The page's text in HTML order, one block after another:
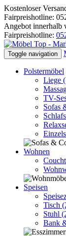
Kostenloser
Fairpreishotline:
Angebot innerhalb
Fairpreishotline:
Toggle navigation
Polstermöbel
Liege
TV-
Sofas
Wohnen
Speisen
Tisch
Stuhl
Bank